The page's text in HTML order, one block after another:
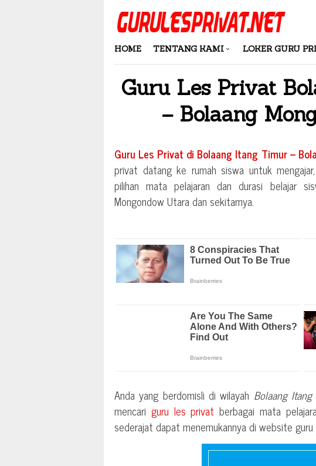
Skip
HOME TENTANG KAMI LOKER GURU
Guru Les Privat
– Bolaang
Guru Les Privat di Bolaang Itang Timur –
privat datang ke rumah siswa untuk
pilihan mata pelajaran dan durasi belajar
Mongondow Utaradan sekitarnya.
Anda yang berdomisli di wilayah Bolaang
mencari guru les privat berbagai mata
sederajat dapat menemukannya di website